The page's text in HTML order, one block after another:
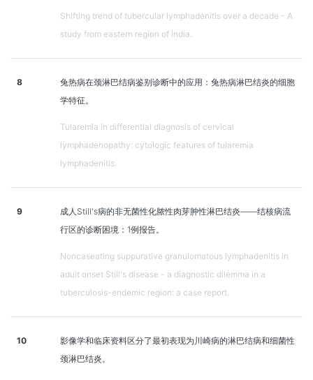
Shifting trend of tubercular lymphadenitis over a decade - A
study from eastern region of India.
8
兔热病在颈淋巴结病鉴别诊断中的应用：兔热病淋巴结炎的细胞
学特征。
Tularemia in differential diagnosis of cervical
lymphadenopathy: cytologic features of tularemia
lymphadenitis.
9
成人Still's病的非无菌性化脓性肉芽肿性淋巴结炎——结核病流
行区的诊断困境：1例报告。
Noncaseating suppurative granulomatous lymphadenitis in
adult onset Still's disease - a diagnostic dilemma in a
tuberculosis-endemic region: a case report.
10
影像学和临床资料区分了最初表现为川崎病的淋巴结病和细菌性
颈淋巴结炎。